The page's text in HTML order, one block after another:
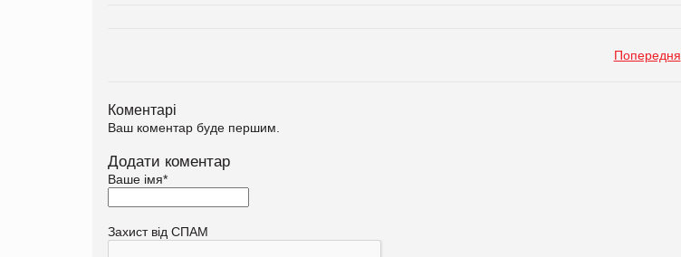
Попередня
Коментарі
Ваш коментар буде першим.
Додати коментар
Ваше імя*
Захист від СПАМ